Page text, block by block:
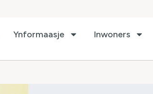
Ynformaasje Inwoners